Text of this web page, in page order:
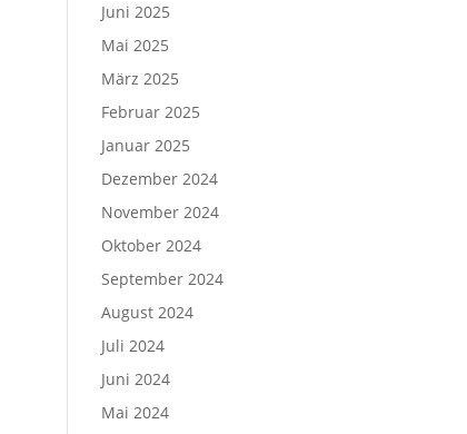
Juni 2025
Mai 2025
März 2025
Februar 2025
Januar 2025
Dezember 2024
November 2024
Oktober 2024
September 2024
August 2024
Juli 2024
Juni 2024
Mai 2024